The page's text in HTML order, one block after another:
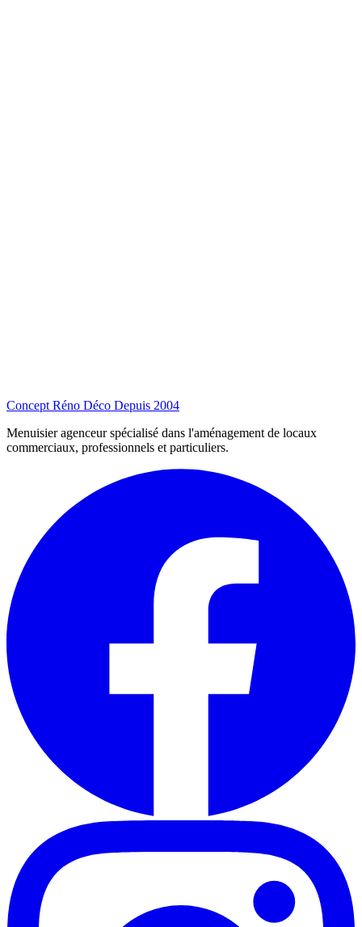
Concept Réno Déco Depuis 2004
Menuisier agenceur spécialisé dans l'aménagement de locaux
commerciaux, professionnels et particuliers.